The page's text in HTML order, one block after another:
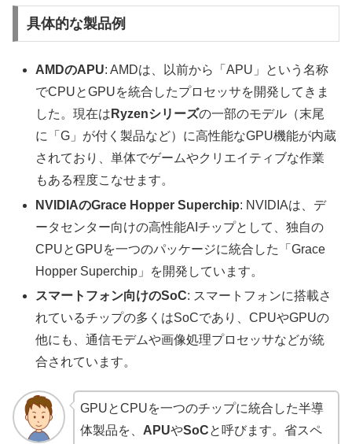
具体的な製品例
AMDのAPU: AMDは、以前から「APU」という名称
でCPUとGPUを統合したプロセッサを開発してきま
した。現在は Ryzenシリーズの一部のモデル（末尾
に「G」が付く製品など）に高性能なGPU機能が内蔵
されており、単体でゲームやクリエイティブな作業
もある程度こなせます。
NVIDIAのGrace Hopper Superchip: NVIDIAは、デ
ータセンター向けの高性能AIチップとして、独自の
CPUとGPUを一つのパッケージに統合した「Grace
Hopper Superchip」を開発しています。
スマートフォン向けのSoC: スマートフォンに搭載さ
れているチップの多くはSoCであり、CPUやGPUの
他にも、通信モデムや画像処理プロセッサなどが統
合されています。
GPUとCPUを一つのチップに統合した半導
体製品を、 APUやSoCと呼びます。省スペ